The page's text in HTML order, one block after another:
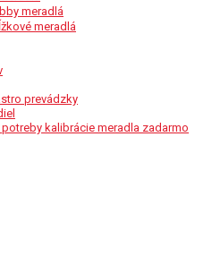
meradlá
meradlá
prevádzky
kalibrácie meradla zadarmo